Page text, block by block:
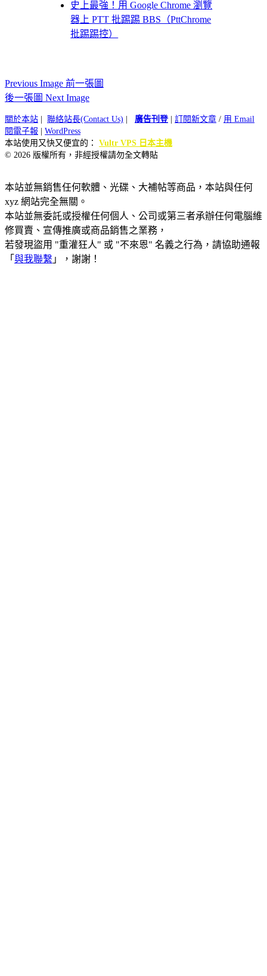
史上最強！用 Google Chrome 瀏覽
器上 PTT 批踢踢 BBS（PttChrome
批踢踢控）
Previous Image 前一張圖
後一張圖 Next Image
關於本站 聯絡站長(Contact Us) 廣告刊登| 訂閱新文章 / 用 Email
閱電子報
WordPress
本站使用又快又便宜的： Vultr VPS 日本主機
© 2026 版權所有，非經授權請勿全文轉貼
本站並無銷售任何軟體、光碟、大補帖等商品，本站與任何
xyz 網站完全無關。
本站並無委託或授權任何個人、公司或第三者承辦任何電腦維
修買賣、宣傳推廣或商品銷售之業務，
若發現盜用 "重灌狂人" 或 "不來恩" 名義之行為，請協助通報
「 與我聯繫 」，謝謝！